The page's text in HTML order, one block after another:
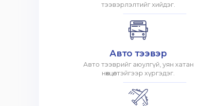
тээвэрлэлтийг хийдэг.
Авто тээвэр
Авто тээврийг аюулгүй, уян хатан
нөхцөлтэйгээр хүргэдэг.